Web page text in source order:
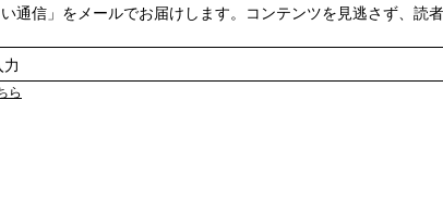
通信」をメールでお届けします。コンテンツを見逃さず、読
ら